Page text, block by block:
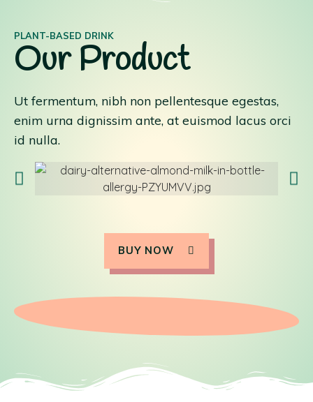
PLANT-BASED DRINK
Our Product
Ut fermentum, nibh non pellentesque egestas,
enim urna dignissim ante, at euismod lacus orci
id nulla.
BUY NOW